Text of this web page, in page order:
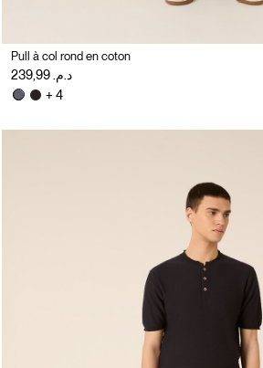
Pull à col rond en coton
د.م. 239,99
+ 4